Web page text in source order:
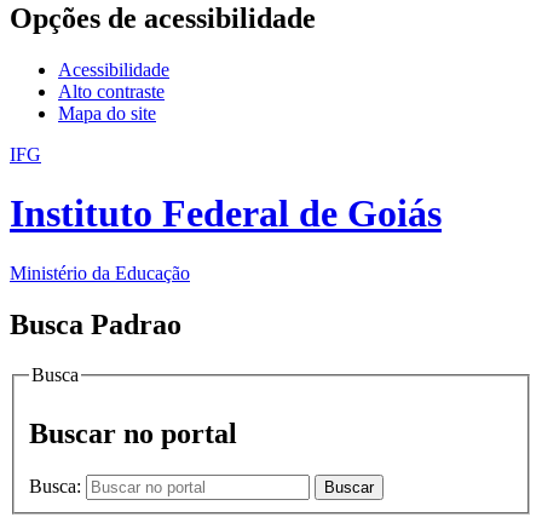
Opções de acessibilidade
Acessibilidade
Alto contraste
Mapa do site
IFG
Instituto Federal de Goiás
Ministério da Educação
Busca Padrao
Busca
Buscar no portal
Busca: Buscar